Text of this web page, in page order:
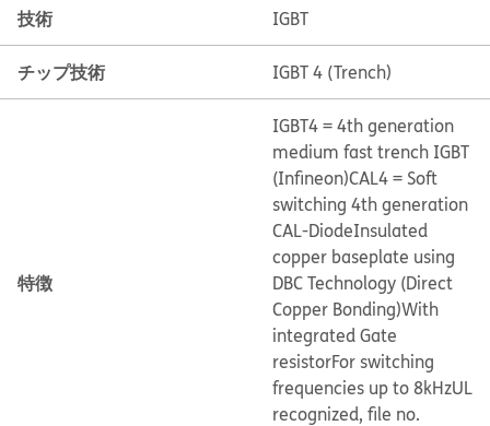
技術 IGBT
チップ技術 IGBT 4 (Trench)
特徴
IGBT4 = 4th generation
medium fast trench IGBT
(Infineon)CAL4 = Soft
switching 4th generation
CAL-DiodeInsulated
copper baseplate using
DBC Technology (Direct
Copper Bonding)With
integrated Gate
resistorFor switching
frequencies up to 8kHzUL
recognized, file no.